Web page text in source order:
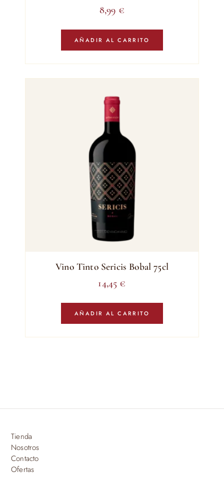
8,99 €
AÑADIR AL CARRITO
Vino Tinto Sericis Bobal 75cl
14,45 €
AÑADIR AL CARRITO
Tienda
Nosotros
Contacto
Ofertas